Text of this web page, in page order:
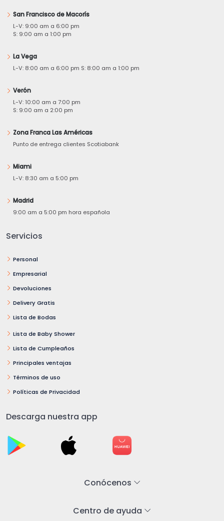
San Francisco de Macorís
L-V: 9:00 am a 6:00 pm
S: 9:00 am a 1:00 pm
La Vega
L-V: 8:00 am a 6:00 pm S: 8:00 am a 1:00 pm
Verón
L-V: 10:00 am a 7:00 pm
S: 9:00 am a 2:00 pm
Zona Franca Las Américas
Punto de entrega clientes Scotiabank
Miami
L-V: 8:30 am a 5:00 pm
Madrid
9:00 am a 5:00 pm hora española
Servicios
Personal
Empresarial
Devoluciones
Delivery Gratis
Lista de Bodas
Lista de Baby Shower
Lista de Cumpleaños
Principales ventajas
Términos de uso
Políticas de Privacidad
Descarga nuestra app
Conócenos
Centro de ayuda